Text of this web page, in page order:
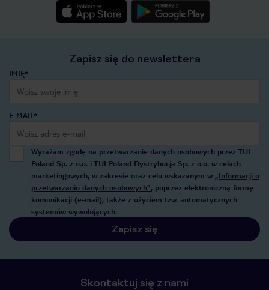
Zapisz się do newslettera
IMIĘ*
E-MAIL*
Wyrażam zgodę na przetwarzanie danych osobowych przez TUI
Poland Sp. z o.o. i TUI Poland Dystrybucja Sp. z o.o. w celach
marketingowych, w zakresie oraz celu wskazanym w „Informacji o
przetwarzaniu danych osobowych”, poprzez elektroniczną formę
komunikacji (e-mail), także z użyciem tzw. automatycznych
systemów wywołujących.
Zapisz się
Skontaktuj się z nami